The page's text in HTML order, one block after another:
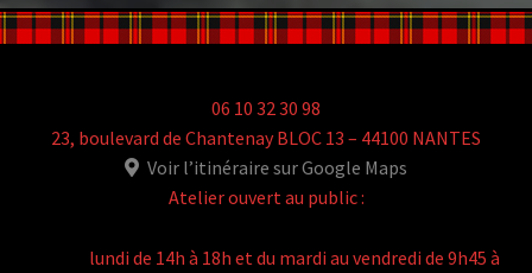
06 10 32 30 98
23, boulevard de Chantenay BLOC 13 – 44100 NANTES
Voir l’itinéraire sur Google Maps
Atelier ouvert au public :
lundi de 14h à 18h et du mardi au vendredi de 9h45 à